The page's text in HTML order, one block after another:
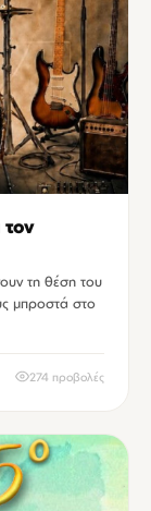
τον
τη θέση του
μπροστά στο
274 προβολές